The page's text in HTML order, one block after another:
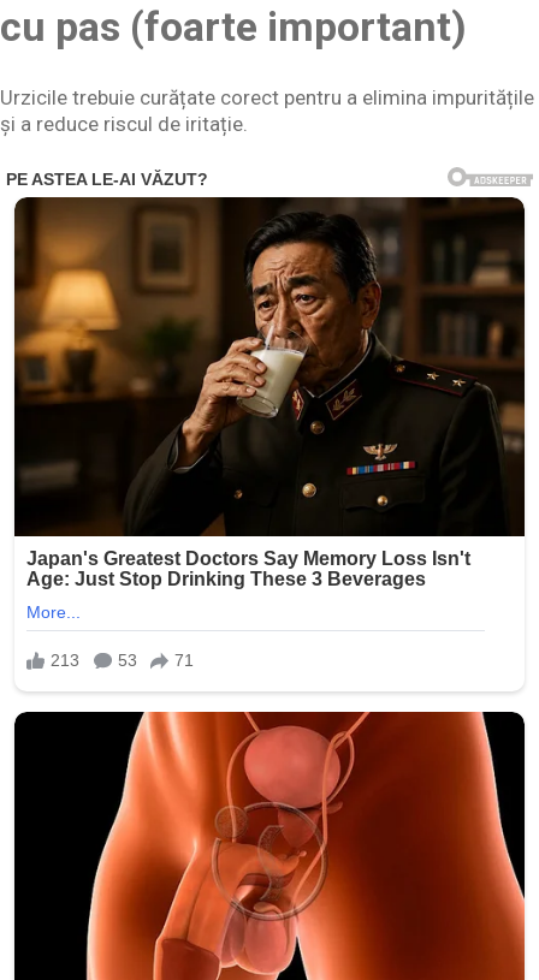
cu pas (foarte important)
Urzicile trebuie curățate corect pentru a elimina impuritățile
și a reduce riscul de iritație.